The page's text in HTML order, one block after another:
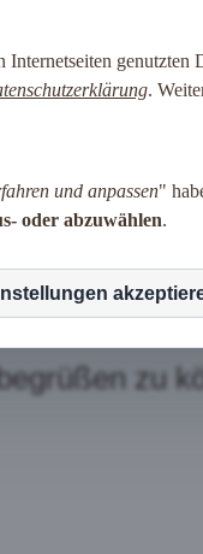
per E-Mail
zu
genutzten
.
und anpassen"
oder abzuwählen.